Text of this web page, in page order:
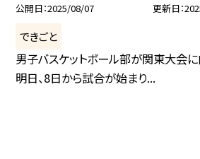
公開日 2025/08/07 更新日
できごと
男子バスケットボール部が関東大会に
明日、8日から試合が始まり...